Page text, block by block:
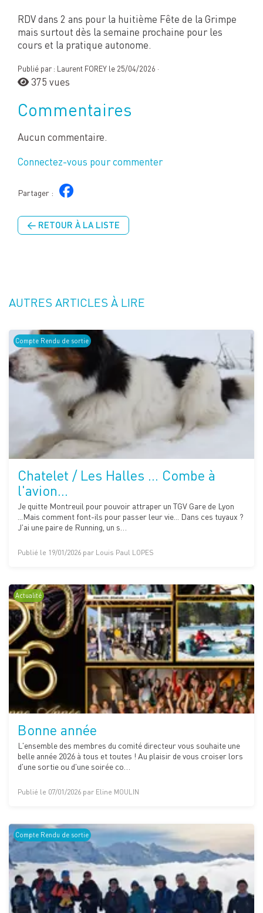
RDV dans 2 ans pour la huitième Fête de la Grimpe
mais surtout dès la semaine prochaine pour les
cours et la pratique autonome.
Publié par : Laurent FOREY le 25/04/2026 ·
375 vues
Commentaires
Aucun commentaire.
Connectez-vous pour commenter
Partager :
← RETOUR À LA LISTE
AUTRES ARTICLES À LIRE
Compte Rendu de sortie
Chatelet / Les Halles ... Combe à
l'avion...
Je quitte Montreuil pour pouvoir attraper un TGV Gare de Lyon
...Mais comment font-ils pour passer leur vie... Dans ces tuyaux ?
J'ai une paire de Running, un s…
Publié le 19/01/2026 par Louis Paul LOPES
Actualité
Bonne année
L'ensemble des membres du comité directeur vous souhaite une
belle année 2026 à tous et toutes ! Au plaisir de vous croiser lors
d'une sortie ou d'une soirée co…
Publié le 07/01/2026 par Eline MOULIN
Compte Rendu de sortie